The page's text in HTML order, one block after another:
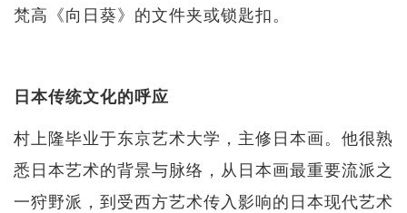
梵高《向日葵》的文件夹或锁匙扣。
日本传统文化的呼应
村上隆毕业于东京艺术大学，主修日本画。他很熟
悉日本艺术的背景与脉络，从日本画最重要流派之
一狩野派，到受西方艺术传入影响的日本现代艺术